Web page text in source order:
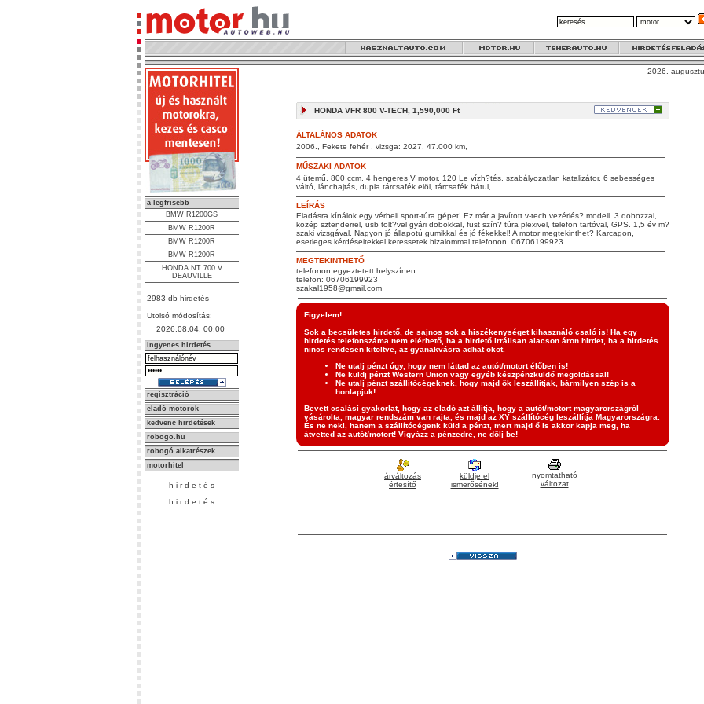
a legfrisebb
BMW R1200GS
BMW R1200R
BMW R1200R
BMW R1200R
HONDA NT 700 V
DEAUVILLE
2983 db hirdetés
Utolsó módosítás:
2026.08.04. 00:00
ingyenes hirdetés
regisztráció
eladó motorok
kedvenc hirdetések
robogo.hu
robogó alkatrészek
motorhitel
h i r d e t é s
h i r d e t é s
2026.
HONDA VFR 800 V-TECH, 1,590,000 Ft
ÁLTALÁNOS ADATOK
2006., Fekete fehér , vizsga: 2027, 47.000 km,
MŰSZAKI ADATOK
4 ütemű, 800 ccm, 4 hengeres V motor, 120 Le vízh?tés, szabályozatlan katalizátor, 6 sebességes
váltó, lánchajtás, dupla tárcsafék elöl, tárcsafék hátul,
LEÍRÁS
Eladásra kínálok egy vérbeli sport-túra gépet! Ez már a javított v-tech vezérlés? modell. 3 dobozzal,
közép sztenderrel, usb tölt?vel gyári dobokkal, füst szín? túra plexivel, telefon tartóval, GPS. 1,5 év m?
szaki vizsgával. Nagyon jó állapotú gumikkal és jó fékekkel! A motor megtekinthet? Karcagon,
esetleges kérdéseitekkel keressetek bizalommal telefonon. 06706199923
MEGTEKINTHETŐ
telefonon egyeztetett helyszínen
telefon: 06706199923
szakal1958@gmail.com
Figyelem!
Sok a becsületes hirdető, de sajnos sok a hiszékenységet kihasználó csaló is! Ha egy
hirdetés telefonszáma nem elérhető, ha a hirdető irrálisan alacson áron hirdet, ha a hirdetés
nincs rendesen kitöltve, az gyanakvásra adhat okot.
Ne utalj pénzt úgy, hogy nem láttad az autót/motort élőben is!
Ne küldj pénzt Western Union vagy egyéb készpénzküldő megoldással!
Ne utalj pénzt szállítócégeknek, hogy majd ők leszállítják, bármilyen szép is a
honlapjuk!
Bevett csalási gyakorlat, hogy az eladó azt állítja, hogy a autót/motort magyarországról
vásárolta, magyar rendszám van rajta, és majd az XY szállítócég leszállítja Magyarországra.
És ne neki, hanem a szállítócégenk küld a pénzt, mert majd ő is akkor kapja meg, ha
átvetted az autót/motort! Vigyázz a pénzedre, ne dőlj be!
árváltozás
értesítő
küldje el
ismerősének!
nyomtatható
változat